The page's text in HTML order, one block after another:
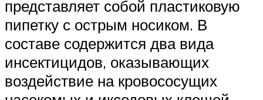
представляет собой пластиковую
пипетку с острым носиком. В
составе содержится два вида
инсектицидов, оказывающих
воздействие на кровососущих